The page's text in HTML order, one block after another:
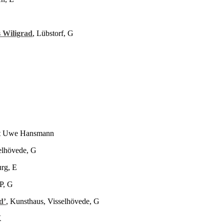
Wiligrad, Lübstorf, G
Hansmann
G
E
G
, Kunsthaus, Visselhövede, G